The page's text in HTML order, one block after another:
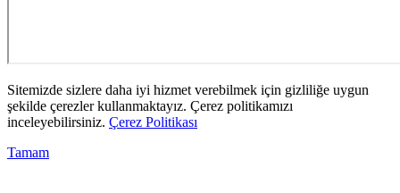
Sitemizde sizlere daha iyi hizmet verebilmek için gizliliğe uygun
şekilde çerezler kullanmaktayız. Çerez politikamızı
inceleyebilirsiniz. Çerez Politikası
Tamam